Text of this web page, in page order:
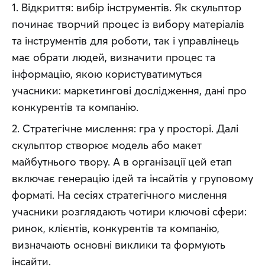
1. Відкриття: вибір інструментів. Як скульптор
починає творчий процес із вибору матеріалів
та інструментів для роботи, так і управлінець
має обрати людей, визначити процес та
інформацію, якою користуватимуться
учасники: маркетингові дослідження, дані про
конкурентів та компанію.
2. Стратегічне мислення: гра у просторі. Далі
скульптор створює модель або макет
майбутнього твору. А в організації цей етап
включає генерацію ідей та інсайтів у груповому
форматі. На сесіях стратегічного мислення
учасники розглядають чотири ключові сфери:
ринок, клієнтів, конкурентів та компанію,
визначають основні виклики та формують
інсайти.